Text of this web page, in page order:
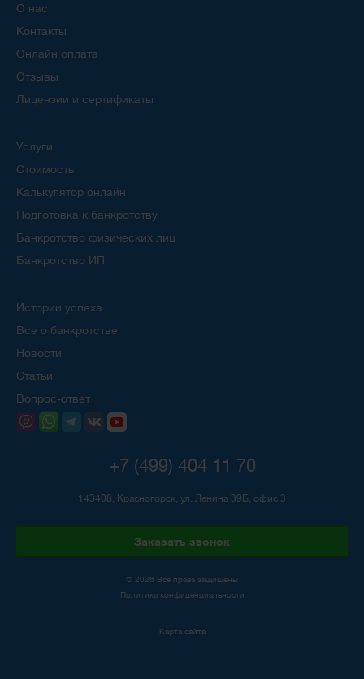
О нас
Контакты
Онлайн оплата
Отзывы
Лицензии и сертификаты
Услуги
Стоимость
Калькулятор онлайн
Подготовка к банкротству
Банкротство физических лиц
Банкротство ИП
Истории успеха
Все о банкротстве
Новости
Статьи
Вопрос-ответ
+7 (499) 404 11 70
143408, Красногорск, ул. Ленина 39Б, офис 3
Заказать звонок
© 2026 Все права защищены
Политика конфиденциальности
Карта сайта